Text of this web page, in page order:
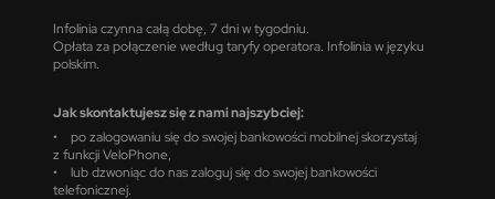
Infolinia czynna całą dobę, 7 dni w tygodniu.
Opłata za połączenie według taryfy operatora. Infolinia w języku
polskim.
Jak skontaktujesz się z nami najszybciej:
• po zalogowaniu się do swojej bankowości mobilnej skorzystaj
z funkcji VeloPhone,
• lub dzwoniąc do nas zaloguj się do swojej bankowości
telefonicznej.